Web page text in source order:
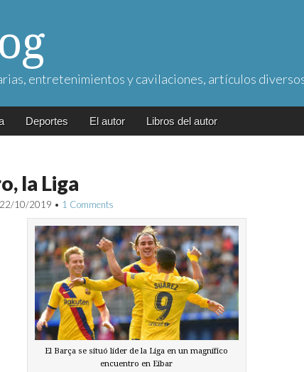
entretenimientos y cavilaciones, artículos
Deportes El autor Libros del autor
la Liga
22/10/2019 • 1 Comments
El Barça se situó líder de la Liga en un magnífico
encuentro en Eibar